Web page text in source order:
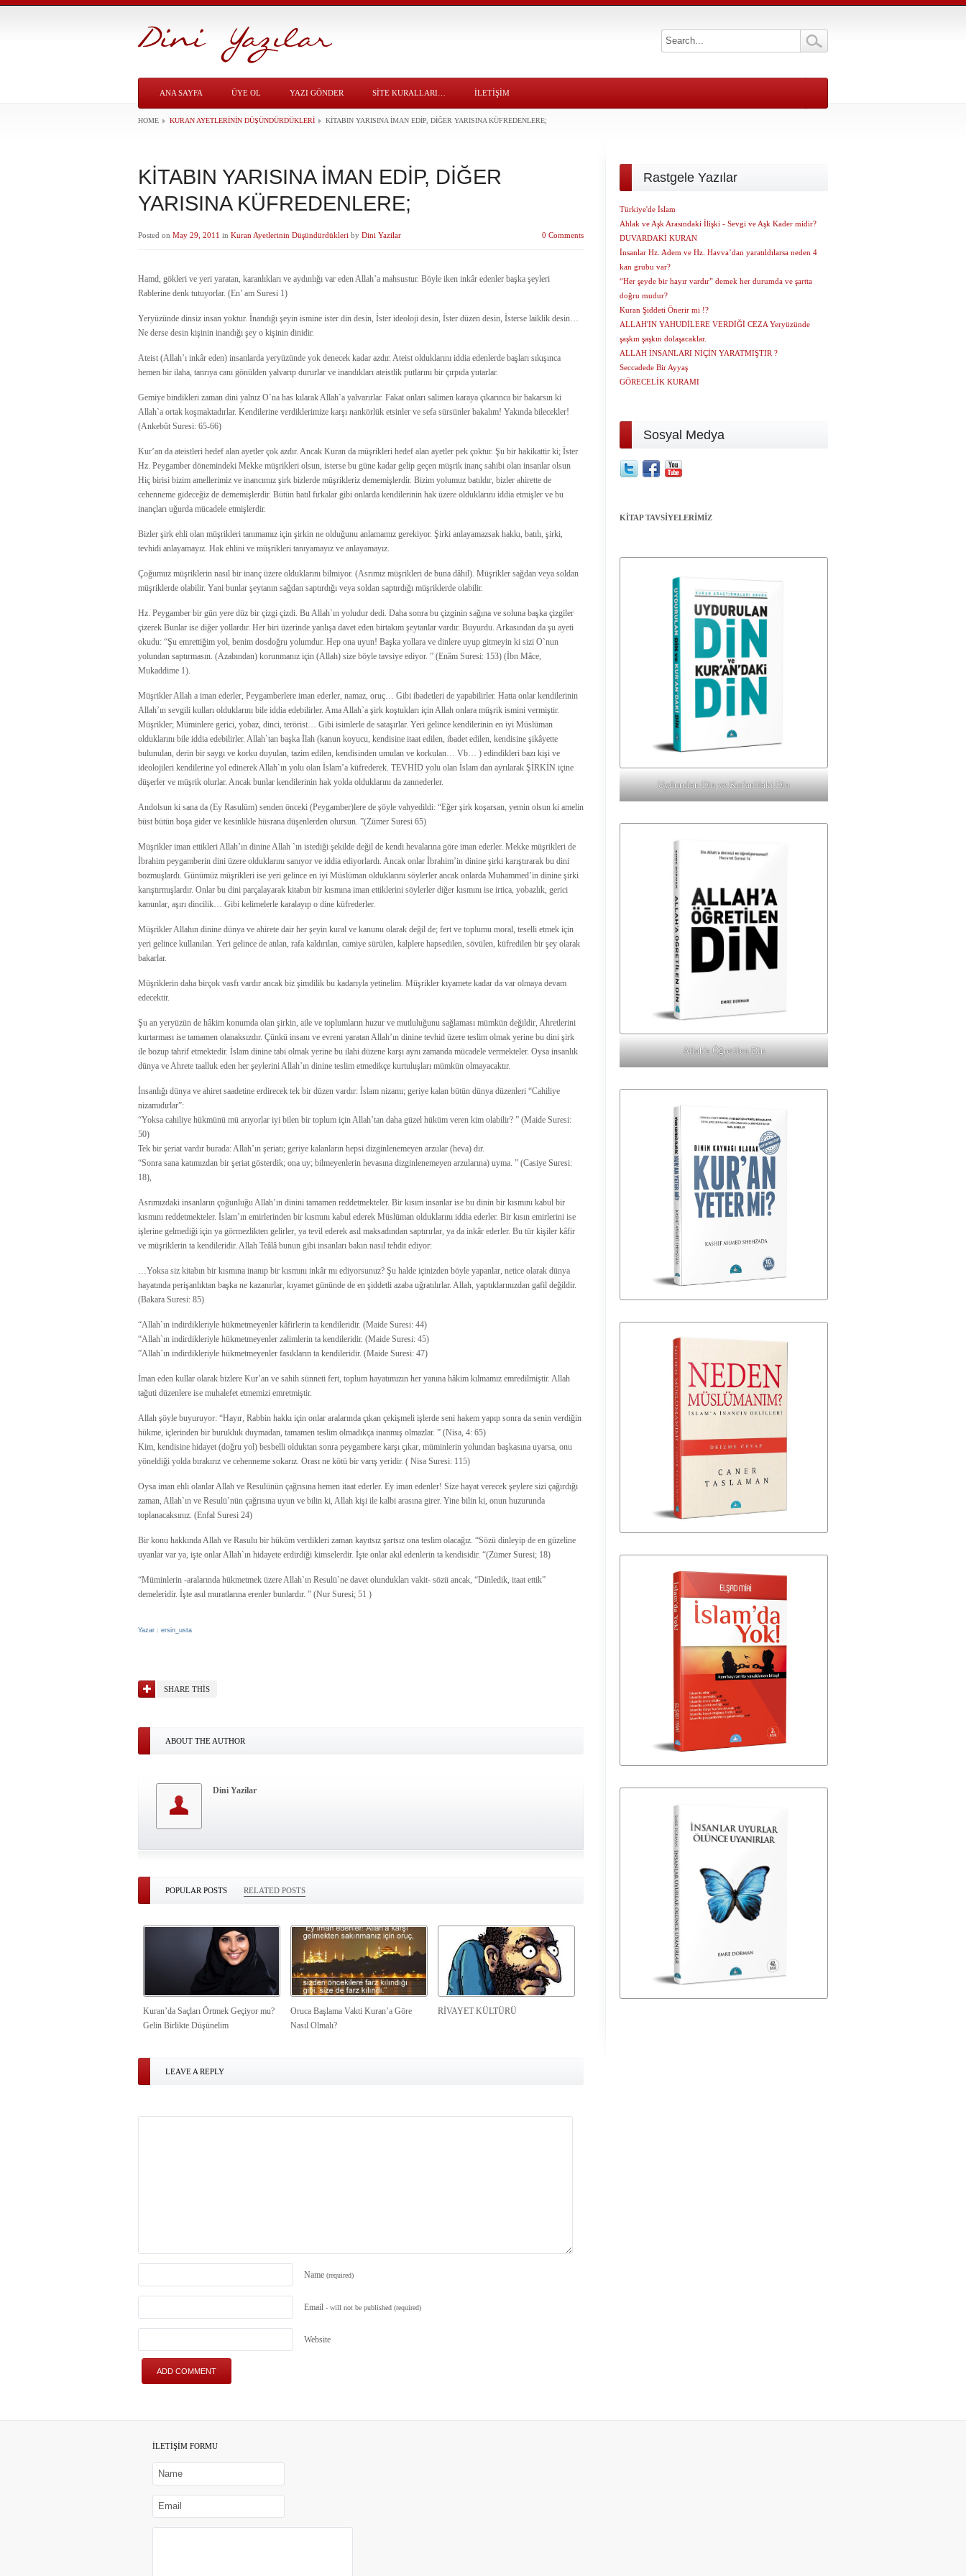
ANA SAYFA ÜYE OL YAZI GÖNDER SITE KURALLARI… İLETİŞİM
HOME KURAN AYETLERININ DÜŞÜNDÜRDÜKLERI KİTABIN YARISINA İMAN EDİP, DİĞER YARISINA KÜFREDENLERE;
KİTABIN YARISINA İMAN EDİP, DİĞER
YARISINA KÜFREDENLERE;
Posted on May 29, 2011 in Kuran Ayetlerinin Düşündürdükleri by Dini Yazilar 0 Comments
Hamd, gökleri ve yeri yaratan, karanlıkları ve aydınlığı var eden Allah’a mahsustur. Böyle iken inkâr edenler başka şeyleri
Rablerine denk tutuyorlar. (En’ am Suresi 1)
Yeryüzünde dinsiz insan yoktur. İnandığı şeyin ismine ister din desin, İster ideoloji desin, İster düzen desin, İsterse laiklik desin…
Ne derse desin kişinin inandığı şey o kişinin dinidir.
Ateist (Allah’ı inkâr eden) insanlarda yeryüzünde yok denecek kadar azdır. Ateist olduklarını iddia edenlerde başları sıkışınca
hemen bir ilaha, tanrıya canı gönülden yalvarıp dururlar ve inandıkları ateistlik putlarını bir çırpıda yutarlar.
Gemiye bindikleri zaman dini yalnız O`na has kılarak Allah`a yalvarırlar. Fakat onları salimen karaya çıkarınca bir bakarsın ki
Allah`a ortak koşmaktadırlar. Kendilerine verdiklerimize karşı nankörlük etsinler ve sefa sürsünler bakalım! Yakında bilecekler!
(Ankebût Suresi: 65-66)
Kur’an da ateistleri hedef alan ayetler çok azdır. Ancak Kuran da müşrikleri hedef alan ayetler pek çoktur. Şu bir hakikattir ki; İster
Hz. Peygamber dönemindeki Mekke müşrikleri olsun, isterse bu güne kadar gelip geçen müşrik inanç sahibi olan insanlar olsun
Hiç birisi bizim amellerimiz ve inancımız şirk bizlerde müşrikleriz dememişlerdir. Bizim yolumuz batıldır, bizler ahirette de
cehenneme gideceğiz de dememişlerdir. Bütün batıl fırkalar gibi onlarda kendilerinin hak üzere olduklarını iddia etmişler ve bu
inançları uğurda mücadele etmişlerdir.
Bizler şirk ehli olan müşrikleri tanımamız için şirkin ne olduğunu anlamamız gerekiyor. Şirki anlayamazsak hakkı, batılı, şirki,
tevhidi anlayamayız. Hak ehlini ve müşrikleri tanıyamayız ve anlayamayız.
Çoğumuz müşriklerin nasıl bir inanç üzere olduklarını bilmiyor. (Asrımız müşrikleri de buna dâhil). Müşrikler sağdan veya soldan
müşriklerde olabilir. Yani bunlar şeytanın sağdan saptırdığı veya soldan saptırdığı müşriklerde olabilir.
Hz. Peygamber bir gün yere düz bir çizgi çizdi. Bu Allah`ın yoludur dedi. Daha sonra bu çizginin sağına ve soluna başka çizgiler
çizerek Bunlar ise diğer yollardır. Her biri üzerinde yanlışa davet eden birtakım şeytanlar vardır. Buyurdu. Arkasından da şu ayeti
okudu: “Şu emrettiğim yol, benim dosdoğru yolumdur. Hep ona uyun! Başka yollara ve dinlere uyup gitmeyin ki sizi O`nun
yolundan saptırmasın. (Azabından) korunmanız için (Allah) size böyle tavsiye ediyor. ” (Enâm Suresi: 153) (İbn Mâce,
Mukaddime 1).
Müşrikler Allah a iman ederler, Peygamberlere iman ederler, namaz, oruç… Gibi ibadetleri de yapabilirler. Hatta onlar kendilerinin
Allah’ın sevgili kulları olduklarını bile iddia edebilirler. Ama Allah`a şirk koştukları için Allah onlara müşrik ismini vermiştir.
Müşrikler; Müminlere gerici, yobaz, dinci, terörist… Gibi isimlerle de sataşırlar. Yeri gelince kendilerinin en iyi Müslüman
olduklarını bile iddia edebilirler. Allah`tan başka İlah (kanun koyucu, kendisine itaat edilen, ibadet edilen, kendisine şikâyette
bulunulan, derin bir saygı ve korku duyulan, tazim edilen, kendisinden umulan ve korkulan… Vb… ) edindikleri bazı kişi ve
ideolojileri kendilerine yol edinerek Allah`ın yolu olan İslam’a küfrederek. TEVHİD yolu olan İslam dan ayrılarak ŞİRKİN içine
düşerler ve müşrik olurlar. Ancak bunlar kendilerinin hak yolda olduklarını da zannederler.
Andolsun ki sana da (Ey Rasulüm) senden önceki (Peygamber)lere de şöyle vahyedildi: “Eğer şirk koşarsan, yemin olsun ki amelin
büst bütün boşa gider ve kesinlikle hüsrana düşenlerden olursun. ”(Zümer Suresi 65)
Müşrikler iman ettikleri Allah’ın dinine Allah `ın istediği şekilde değil de kendi hevalarına göre iman ederler. Mekke müşrikleri de
İbrahim peygamberin dini üzere olduklarını sanıyor ve iddia ediyorlardı. Ancak onlar İbrahim’in dinine şirki karıştırarak bu dini
bozmuşlardı. Günümüz müşrikleri ise yeri gelince en iyi Müslüman olduklarını söylerler ancak onlarda Muhammed’in dinine şirki
karıştırmışlardır. Onlar bu dini parçalayarak kitabın bir kısmına iman ettiklerini söylerler diğer kısmını ise irtica, yobazlık, gerici
kanunlar, aşırı dincilik… Gibi kelimelerle karalayıp o dine küfrederler.
Müşrikler Allahın dinine dünya ve ahirete dair her şeyin kural ve kanunu olarak değil de; fert ve toplumu moral, teselli etmek için
yeri gelince kullanılan. Yeri gelince de atılan, rafa kaldırılan, camiye sürülen, kalplere hapsedilen, sövülen, küfredilen bir şey olarak
bakarlar.
Müşriklerin daha birçok vasfı vardır ancak biz şimdilik bu kadarıyla yetinelim. Müşrikler kıyamete kadar da var olmaya devam
edecektir.
Şu an yeryüzün de hâkim konumda olan şirkin, aile ve toplumların huzur ve mutluluğunu sağlaması mümkün değildir, Ahretlerini
kurtarması ise tamamen olanaksızdır. Çünkü insanı ve evreni yaratan Allah’ın dinine tevhid üzere teslim olmak yerine bu dini şirk
ile bozup tahrif etmektedir. İslam dinine tabi olmak yerine bu ilahi düzene karşı aynı zamanda mücadele vermekteler. Oysa insanlık
dünya ve Ahrete taalluk eden her şeylerini Allah’ın dinine teslim etmedikçe kurtuluşları mümkün olmayacaktır.
İnsanlığı dünya ve ahiret saadetine erdirecek tek bir düzen vardır: İslam nizamı; geriye kalan bütün dünya düzenleri “Cahiliye
nizamıdırlar”:
“Yoksa cahiliye hükmünü mü arıyorlar iyi bilen bir toplum için Allah’tan daha güzel hüküm veren kim olabilir? ” (Maide Suresi:
50)
Tek bir şeriat vardır burada: Allah’ın şeriatı; geriye kalanların hepsi dizginlenemeyen arzular (heva) dır.
“Sonra sana katımızdan bir şeriat gösterdik; ona uy; bilmeyenlerin hevasına dizginlenemeyen arzularına) uyma. ” (Casiye Suresi:
18),
Asrımızdaki insanların çoğunluğu Allah’ın dinini tamamen reddetmekteler. Bir kısım insanlar ise bu dinin bir kısmını kabul bir
kısmını reddetmekteler. İslam’ın emirlerinden bir kısmını kabul ederek Müslüman olduklarını iddia ederler. Bir kısın emirlerini ise
işlerine gelmediği için ya görmezlikten gelirler, ya tevil ederek asıl maksadından saptırırlar, ya da inkâr ederler. Bu tür kişiler kâfir
ve müşriklerin ta kendileridir. Allah Teâlâ bunun gibi insanları bakın nasıl tehdit ediyor:
…Yoksa siz kitabın bir kısmına inanıp bir kısmını inkâr mı ediyorsunuz? Şu halde içinizden böyle yapanlar, netice olarak dünya
hayatında perişanlıktan başka ne kazanırlar, kıyamet gününde de en şiddetli azaba uğratılırlar. Allah, yaptıklarınızdan gafil değildir.
(Bakara Suresi: 85)
“Allah`ın indirdikleriyle hükmetmeyenler kâfirlerin ta kendileridir. (Maide Suresi: 44)
“Allah`ın indirdikleriyle hükmetmeyenler zalimlerin ta kendileridir. (Maide Suresi: 45)
”Allah`ın indirdikleriyle hükmetmeyenler fasıkların ta kendileridir. (Maide Suresi: 47)
İman eden kullar olarak bizlere Kur’an ve sahih sünneti fert, toplum hayatımızın her yanına hâkim kılmamız emredilmiştir. Allah
tağuti düzenlere ise muhalefet etmemizi emretmiştir.
Allah şöyle buyuruyor: “Hayır, Rabbin hakkı için onlar aralarında çıkan çekişmeli işlerde seni hakem yapıp sonra da senin verdiğin
hükme, içlerinden bir burukluk duymadan, tamamen teslim olmadıkça inanmış olmazlar. ” (Nisa, 4: 65)
Kim, kendisine hidayet (doğru yol) besbelli olduktan sonra peygambere karşı çıkar, müminlerin yolundan başkasına uyarsa, onu
yöneldiği yolda bırakırız ve cehenneme sokarız. Orası ne kötü bir varış yeridir. ( Nisa Suresi: 115)
Oysa iman ehli olanlar Allah ve Resulünün çağrısına hemen itaat ederler. Ey iman edenler! Size hayat verecek şeylere sizi çağırdığı
zaman, Allah`ın ve Resulü’nün çağrısına uyun ve bilin ki, Allah kişi ile kalbi arasına girer. Yine bilin ki, onun huzurunda
toplanacaksınız. (Enfal Suresi 24)
Bir konu hakkında Allah ve Rasulu bir hüküm verdikleri zaman kayıtsız şartsız ona teslim olacağız. “Sözü dinleyip de en güzeline
uyanlar var ya, işte onlar Allah`ın hidayete erdirdiği kimselerdir. İşte onlar akıl edenlerin ta kendisidir. “(Zümer Suresi; 18)
“Müminlerin -aralarında hükmetmek üzere Allah`ın Resulü`ne davet olundukları vakit- sözü ancak, “Dinledik, itaat ettik”
demeleridir. İşte asıl muratlarına erenler bunlardır. ” (Nur Suresi; 51 )
Yazar : ersin_usta
SHARE THIS
ABOUT THE AUTHOR
Dini Yazilar
POPULAR POSTS RELATED POSTS
Kuran’da Saçları Örtmek Geçiyor mu?
Gelin Birlikte Düşünelim
Oruca Başlama Vakti Kuran’a Göre
Nasıl Olmalı?
RİVAYET KÜLTÜRÜ
LEAVE A REPLY
Name (required)
Email - will not be published (required)
Website
Rastgele Yazılar
Türkiye'de İslam
Ahlak ve Aşk Arasındaki İlişki - Sevgi ve Aşk Kader midir?
DUVARDAKİ KURAN
İnsanlar Hz. Adem ve Hz. Havva’dan yaratıldılarsa neden 4
kan grubu var?
“Her şeyde bir hayır vardır” demek her durumda ve şartta
doğru mudur?
Kuran Şiddeti Önerir mi !?
ALLAH'IN YAHUDİLERE VERDİĞİ CEZA Yeryüzünde
şaşkın şaşkın dolaşacaklar.
ALLAH İNSANLARI NİÇİN YARATMIŞTIR ?
Seccadede Bir Ayyaş
GÖRECELİK KURAMI
Sosyal Medya
KİTAP TAVSİYELERİMİZ
Uydurulan Din ve Kur'an'daki Din
Allah'a Öğretilen Din
İLETİŞİM FORMU